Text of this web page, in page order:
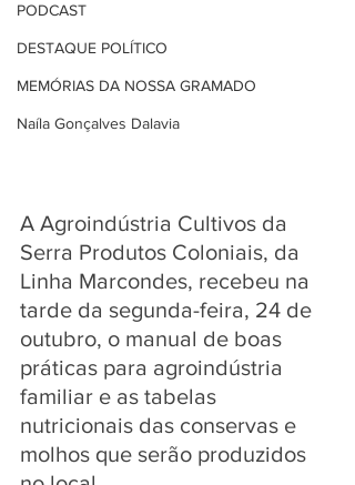
PODCAST
DESTAQUE POLÍTICO
MEMÓRIAS DA NOSSA GRAMADO
Naíla Gonçalves Dalavia
A Agroindústria Cultivos da
Serra Produtos Coloniais, da
Linha Marcondes, recebeu na
tarde da segunda-feira, 24 de
outubro, o manual de boas
práticas para agroindústria
familiar e as tabelas
nutricionais das conservas e
molhos que serão produzidos